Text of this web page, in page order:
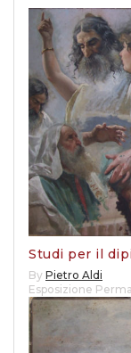
Studi per il
By Pietro Aldi
Esposizione